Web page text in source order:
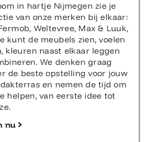
in hartje Nijmegen zie je
van onze merken bij elkaar:
Weltevree, Max & Luuk,
kunt de meubels zien, voelen
kleuren naast elkaar leggen
We denken graag
de beste opstelling voor jouw
en nemen de tijd om
helpen, van eerste idee tot
nu